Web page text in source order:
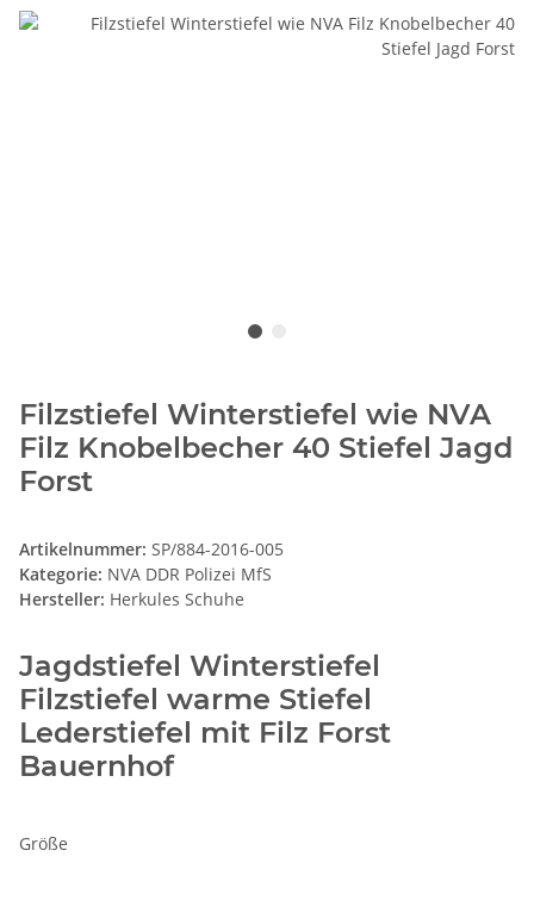
Filzstiefel Winterstiefel wie NVA
Filz Knobelbecher 40 Stiefel Jagd
Forst
Artikelnummer: SP/884-2016-005
Kategorie: NVA DDR Polizei MfS
Hersteller: Herkules Schuhe
Jagdstiefel Winterstiefel
Filzstiefel warme Stiefel
Lederstiefel mit Filz Forst
Bauernhof
Größe